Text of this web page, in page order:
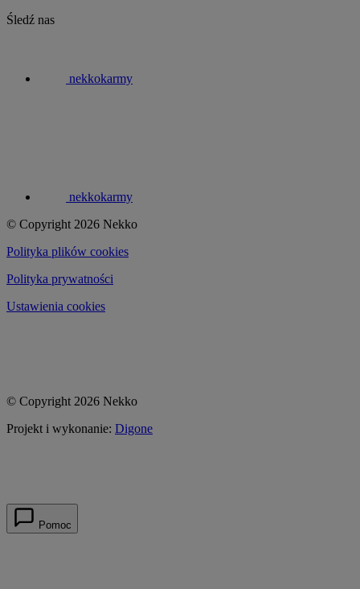
Śledź nas
nekkokarmy
nekkokarmy
© Copyright 2026 Nekko
Polityka plików cookies
Polityka prywatności
Ustawienia cookies
© Copyright 2026 Nekko
Projekt i wykonanie: Digone
Pomoc